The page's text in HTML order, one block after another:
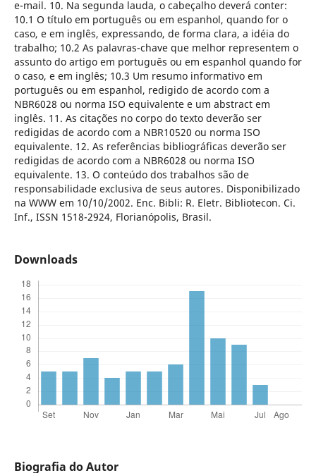
e-mail. 10. Na segunda lauda, o cabeçalho deverá conter:
10.1 O título em português ou em espanhol, quando for o
caso, e em inglês, expressando, de forma clara, a idéia do
trabalho; 10.2 As palavras-chave que melhor representem o
assunto do artigo em português ou em espanhol quando for
o caso, e em inglês; 10.3 Um resumo informativo em
português ou em espanhol, redigido de acordo com a
NBR6028 ou norma ISO equivalente e um abstract em
inglês. 11. As citações no corpo do texto deverão ser
redigidas de acordo com a NBR10520 ou norma ISO
equivalente. 12. As referências bibliográficas deverão ser
redigidas de acordo com a NBR6028 ou norma ISO
equivalente. 13. O conteúdo dos trabalhos são de
responsabilidade exclusiva de seus autores. Disponibilizado
na WWW em 10/10/2002. Enc. Bibli: R. Eletr. Bibliotecon. Ci.
Inf., ISSN 1518-2924, Florianópolis, Brasil.
Downloads
Biografia do Autor